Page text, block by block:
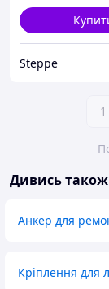
Steppe
1
Дивись також
Анкер для
Кріплення для